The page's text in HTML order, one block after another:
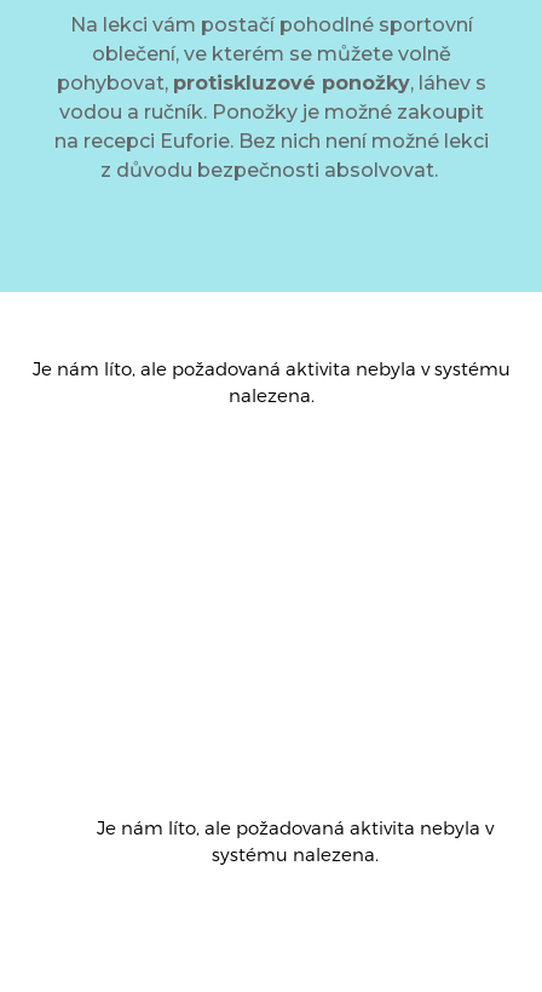
Na lekci vám postačí pohodlné sportovní
oblečení, ve kterém se můžete volně
pohybovat, protiskluzové ponožky, láhev s
vodou a ručník. Ponožky je možné zakoupit
na recepci Euforie. Bez nich není možné lekci
z důvodu bezpečnosti absolvovat.